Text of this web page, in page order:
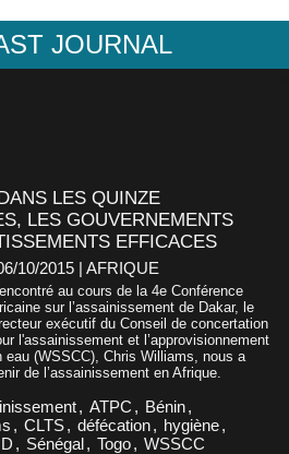
JOURNAL
LES QUINZE
LES GOUVERNEMENTS
EFFICACES
10/2015 | AFRIQUE
au cours de la 4e Conférence
sur l’assainissement de Dakar, le
exécutif du Conseil de concertation
l'assainissement et l’approvisionnement
eau (WSSCC), Chris Williams, nous a
de l’assainissement en Afrique.
, ATPC , Bénin,
, CLTS, défécation, hygiène,
, Sénégal, Togo, WSSCC